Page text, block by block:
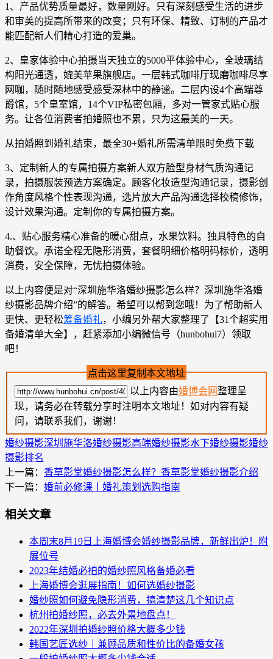
1、产品优势质量最好，数量刚好。只有深刻感受生活的进步
和审美的提高所带来的改变；只有环保、精致、订制的产品才
能匹配新人们精心打造的爱巢。
2、皇家体验中心拍摄当天独立的5000平体验中心，全玻璃结
构阳光通透，媲美苹果旗舰店。一层韩式咖啡厅现磨咖啡尽享
网咖，随时随地感受感受深林中的静谧。二层内设4个高端尊
爵馆，5个皇室馆，14个VIP私密包厢，多对一管家式贴心服
务。让各位消费者拍婚照也不累，只为这最美的一天。
从拍婚照到婚礼结束，最全30+婚礼所需清单限时免费下载
3、定制新人的专属拍摄方案新人双方脸型身材气质沟通记
录，拍摄服装预选方案确定。顾客化妆造型沟通记录，摄影创
作角度风格个性表现沟通，选片放大产品沟通选择校稿修饰，
设计效果沟通。定制你的专属拍摄方案。
4.、贴心服务精心准备的暖心甜点，水果饮料。独具特色的自
助餐饮。承诺全程无隐形消费，套餐明细价格明码标价，透明
消费，安全保障，无忧拍摄体验。
以上内容便是对“深圳施华洛婚纱摄影怎么样？深圳施华洛婚
纱摄影品牌介绍”的解答。希望可以帮到您哦！为了帮助新人
更快、更轻松筹备婚礼，小编另外帮大家整理了【31个超实用
备婚清单大全】，赶紧添加小编微信号（hunbohui7）领取
吧！
点击这里复制本文地址
以上内容由婚博会网整理呈
现，请务必在转载分享时注明本文地址！如对内容有疑
问，请联系我们，谢谢！
婚纱摄影深圳施华洛婚纱摄影高端婚纱摄影水下婚纱摄影婚纱
摄影排名
上一篇： 香草影堂婚纱摄影怎么样？香草影堂婚纱摄影介绍
下一篇： 婚前必修课丨婚礼策划选购指南
相关文章
本周末8月19日上海婚博会婚纱摄影品牌，新鲜出炉！附
展位号
2023年结婚必拍的婚纱照风格备婚必看
上海婚博会逛展指南！如何选婚纱摄影
婚纱照如何避免隐形消费，搞清楚这几个知识点
杭州拍婚纱照，必去外景地盘点！
2022年深圳拍婚纱照价格大概多少钱
韩国艺匠选纱｜兼顾品质和性价比的备婚女孩